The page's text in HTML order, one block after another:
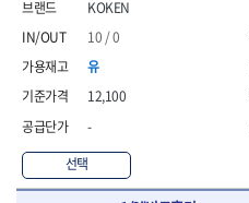
- 절연별소켓
- 절연별비트소켓
- 절연육각비트소켓
- 절연라쳇핸들
- 절연렌치
- 절연토크렌치
- 절연콤비네이션렌치
- 절연링렌치
KOKEN
10 / 0
유
12,100
-
선택